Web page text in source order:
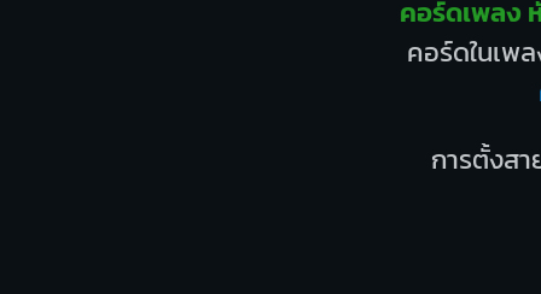
คอร์ดเพลง
คอร์ดในเพ
การตั้งสา